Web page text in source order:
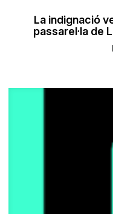
La indignació
passarel·la de